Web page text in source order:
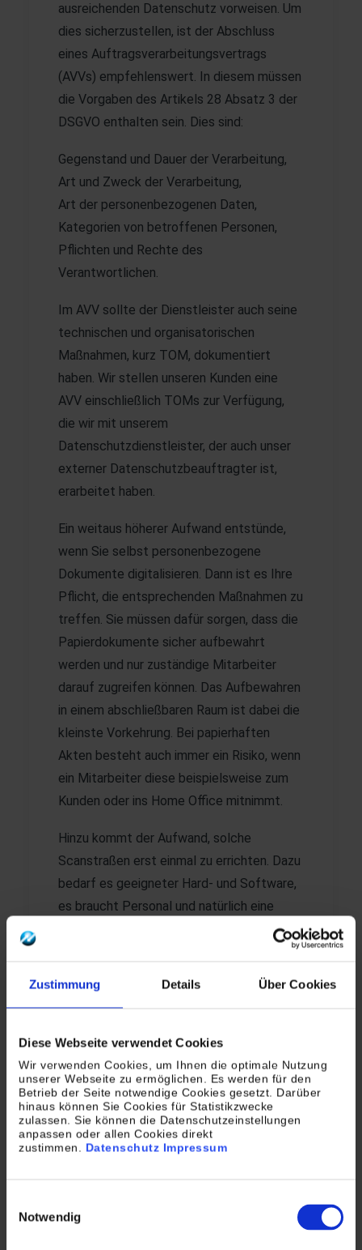
Zustimmung Details Über Cookies
Diese Webseite verwendet Cookies
Wir verwenden Cookies, um Ihnen die optimale Nutzung
unserer Webseite zu ermöglichen. Es werden für den
Betrieb der Seite notwendige Cookies gesetzt. Darüber
hinaus können Sie Cookies für Statistikzwecke
zulassen. Sie können die Datenschutzeinstellungen
anpassen oder allen Cookies direkt
zustimmen. Datenschutz Impressum
Notwendig
ausreichenden Datenschutz vorweisen. Um
dies sicherzustellen, ist der Abschluss
eines Auftragsverarbeitungsvertrags
(AVVs) empfehlenswert. In diesem müssen
die Vorgaben des Artikels 28 Absatz 3 der
DSGVO enthalten sein. Dies sind:
Gegenstand und Dauer der Verarbeitung,
Art und Zweck der Verarbeitung,
Art der personenbezogenen Daten,
Kategorien von betroffenen Personen,
Pflichten und Rechte des
Verantwortlichen.
Im AVV sollte der Dienstleister auch seine
technischen und organisatorischen
Maßnahmen, kurz TOM, dokumentiert
haben. Wir stellen unseren Kunden eine
AVV einschließlich TOMs zur Verfügung,
die wir mit unserem
Datenschutzdienstleister, der auch unser
externer Datenschutzbeauftragter ist,
erarbeitet haben.
Ein weitaus höherer Aufwand entstünde,
wenn Sie selbst personenbezogene
Dokumente digitalisieren. Dann ist es Ihre
Pflicht, die entsprechenden Maßnahmen zu
treffen. Sie müssen dafür sorgen, dass die
Papierdokumente sicher aufbewahrt
werden und nur zuständige Mitarbeiter
darauf zugreifen können. Das Aufbewahren
in einem abschließbaren Raum ist dabei die
kleinste Vorkehrung. Bei papierhaften
Akten besteht auch immer ein Risiko, wenn
ein Mitarbeiter diese beispielsweise zum
Kunden oder ins Home Office mitnimmt.
Hinzu kommt der Aufwand, solche
Scanstraßen erst einmal zu errichten. Dazu
bedarf es geeigneter Hard- und Software,
es braucht Personal und natürlich eine
Menge Know-how, beispielsweise bei der
Auswahl passender Geräte und Software,
bei der Administration oder der Wartung. Im
laufenden Betrieb kommt das Ausfallrisiko
schwankender Auslastungen von
Scanstraßen und den Mitarbeitern im
Tages- und Jahresverlauf. Außerdem ist es
nicht damit getan, die Dokumente zu
digitalisieren, sondern in die Prozesse so zu
integrieren, dass sie mit maximaler Effizienz
Als Dokumenten-Dienstleister haben wir